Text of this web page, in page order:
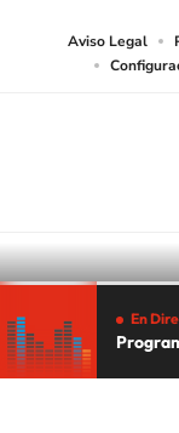
Aviso Legal
En